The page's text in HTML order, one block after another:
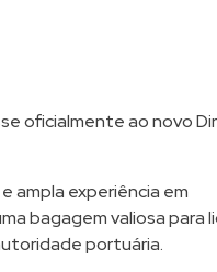
oficialmente ao novo
ampla experiência em
bagagem valiosa para
portuária.